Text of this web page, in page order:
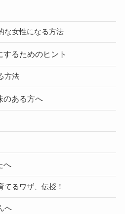
な女性になる方法
るためのヒント
方法
のある方へ
へ
てるワザ、伝授！
へ